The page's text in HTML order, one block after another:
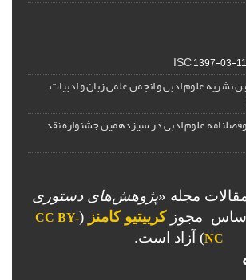
1397-03-11
نشریه علوم ادبی و انجمن علمی زبان و ادبیات
علوم ادبی در سیزدهمین جشنواره نقد
مجله «پژوهش‌های دستوری
مجوزکرییتیو کامنز (
CC BY-
NC) آزاد است.